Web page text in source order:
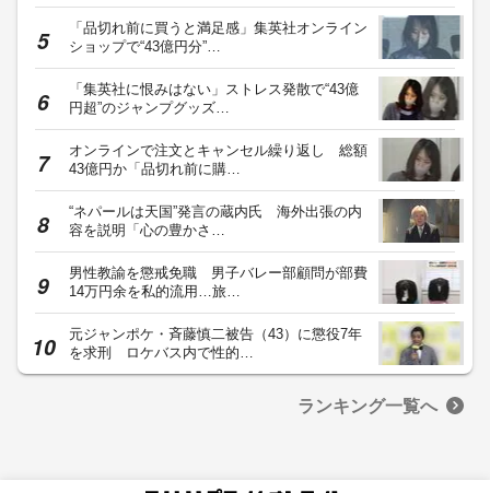
「品切れ前に買うと満足感」集英社オンライン
ショップで“43億円分”…
「集英社に恨みはない」ストレス発散で“43億
円超”のジャンプグッズ…
オンラインで注文とキャンセル繰り返し 総額
43億円か「品切れ前に購…
“ネパールは天国”発言の蔵内氏 海外出張の内
容を説明「心の豊かさ…
男性教諭を懲戒免職 男子バレー部顧問が部費
14万円余を私的流用…旅…
元ジャンポケ・斉藤慎二被告（43）に懲役7年
を求刑 ロケバス内で性的…
ランキング一覧へ